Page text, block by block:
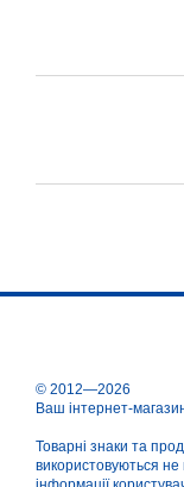
© 2012—2026
Ваш інтернет-
Товарні знаки та
використовуються